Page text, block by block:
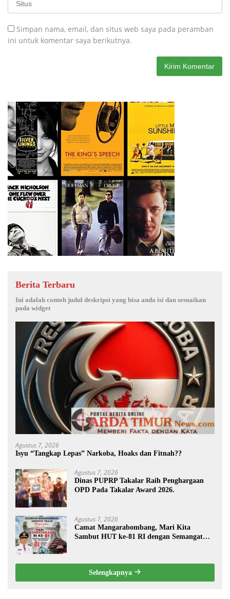
Simpan nama, email, dan situs web saya pada peramban
ini untuk komentar saya berikutnya.
Berita Terbaru
Ini adalah contoh judul deskripsi yang bisa anda isi dan sesuaikan
pada widget
Agustus 7, 2026
Isyu “Tangkap Lepas” Narkoba, Hoaks dan Fitnah??
Agustus 7, 2026
Dinas PUPRP Takalar Raih Penghargaan
OPD Pada Takalar Award 2026.
Agustus 7, 2026
Camat Mangarabombang, Mari Kita
Sambut HUT ke-81 RI dengan Semangat
Selengkapnya